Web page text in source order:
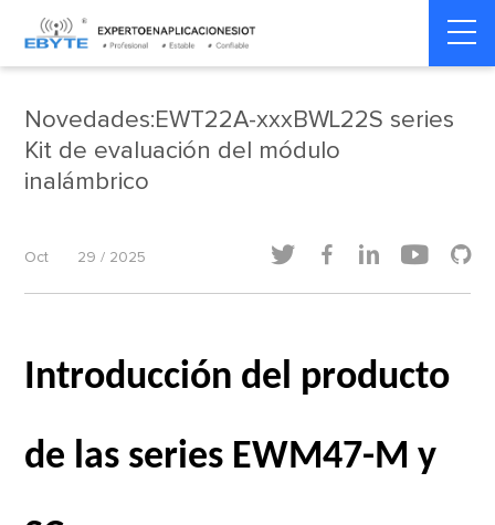
Home > Dinámica del producto Dinámica del producto
Novedades:EWT22A-xxxBWL22S series
Kit de evaluación del módulo
inalámbrico
Oct 29 / 2025     
Introducción del producto
de las series EWM47-M y